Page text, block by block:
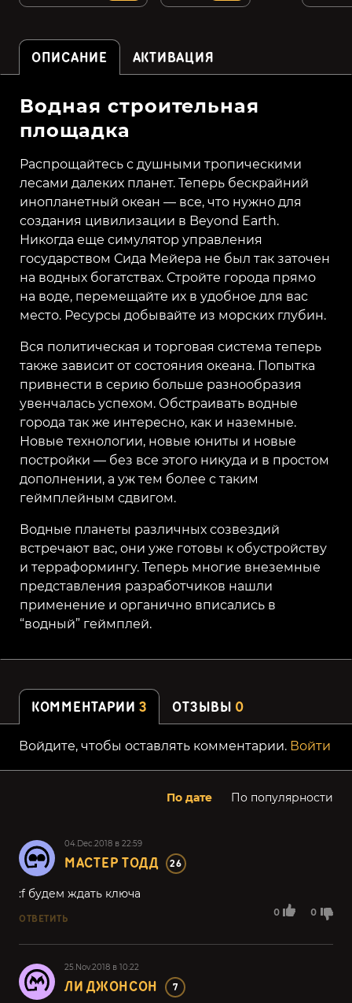
ОПИСАНИЕ АКТИВАЦИЯ
Водная строительная
площадка
Распрощайтесь с душными тропическими
лесами далеких планет. Теперь бескрайний
инопланетный океан — все, что нужно для
создания цивилизации в Beyond Earth.
Никогда еще симулятор управления
государством Сида Мейера не был так заточен
на водных богатствах. Стройте города прямо
на воде, перемещайте их в удобное для вас
место. Ресурсы добывайте из морских глубин.
Вся политическая и торговая система теперь
также зависит от состояния океана. Попытка
привнести в серию больше разнообразия
увенчалась успехом. Обстраивать водные
города так же интересно, как и наземные.
Новые технологии, новые юниты и новые
постройки — без все этого никуда и в простом
дополнении, а уж тем более с таким
геймплейным сдвигом.
Водные планеты различных созвездий
встречают вас, они уже готовы к обустройству
и терраформингу. Теперь многие внеземные
представления разработчиков нашли
применение и органично вписались в
“водный” геймплей.
КОММЕНТАРИИ 3 ОТЗЫВЫ 0
Войдите, чтобы оставлять комментарии. Войти
По дате По популярности
04.Dec.2018 в 22:59
МАСТЕР ТОДД 26
0 0
:f будем ждать ключа
ОТВЕТИТЬ
25.Nov.2018 в 10:22
ЛИ ДЖОНСОН 7